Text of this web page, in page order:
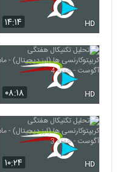
۱۴:۱۴ HD
۰۸:۱۸ HD
۱۰:۲۴ HD